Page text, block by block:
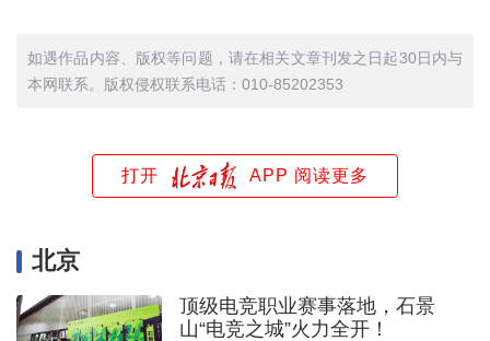
如遇作品内容、版权等问题，请在相关文章刊发之日起30日内与
本网联系。版权侵权联系电话：010-85202353
打开 APP 阅读更多
北京
顶级电竞职业赛事落地，石景
山“电竞之城”火力全开！